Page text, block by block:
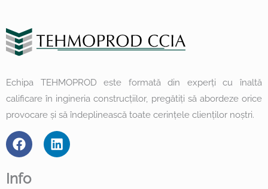
Echipa TEHMOPROD este formată din experți cu înaltă
calificare în ingineria construcțiilor, pregătiți să abordeze orice
provocare și să îndeplinească toate cerințele clienților noștri.
F
a
e
L
i
Info